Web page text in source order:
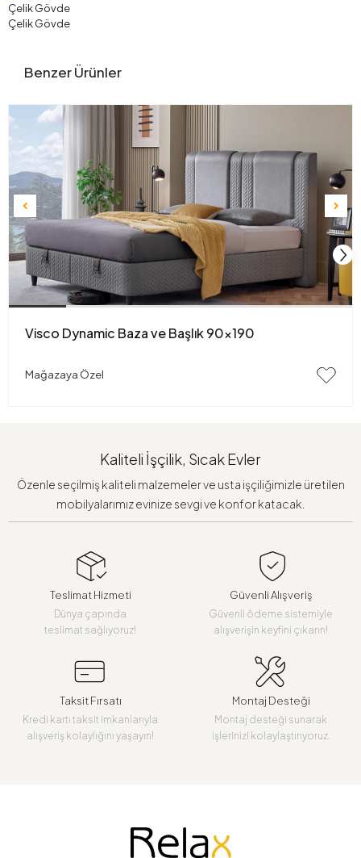
Çelik Gövde
Çelik Gövde
Benzer Ürünler
Visco Dynamic Baza ve Başlık 90x190
Mağazaya Özel
Kaliteli İşçilik, Sıcak Evler
Özenle seçilmiş kaliteli malzemeler ve usta işçiliğimizle üretilen
mobilyalarımız evinize sevgi ve konfor katacak.
Teslimat Hizmeti
Dünya çapında
teslimat sağlıyoruz!
Güvenli Alışveriş
Güvenli ödeme sistemiyle
alışverişin keyfini çıkarın!
Taksit Fırsatı
Kredi kartı taksit imkanlarıyla
alışveriş kolaylığını yaşayın!
Montaj Desteği
Montaj desteği sunarak
işlerinizi kolaylaştırıyoruz.